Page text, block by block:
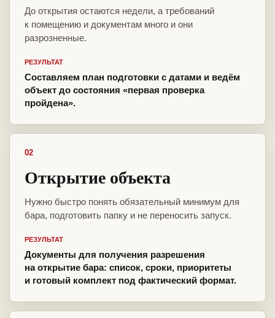
До открытия остаются недели, а требований
к помещению и документам много и они
разрозненные.
РЕЗУЛЬТАТ
Составляем план подготовки с датами и ведём
объект до состояния «первая проверка
пройдена».
02
Открытие объекта
Нужно быстро понять обязательный минимум для
бара, подготовить папку и не переносить запуск.
РЕЗУЛЬТАТ
Документы для получения разрешения
на открытие бара: список, сроки, приоритеты
и готовый комплект под фактический формат.